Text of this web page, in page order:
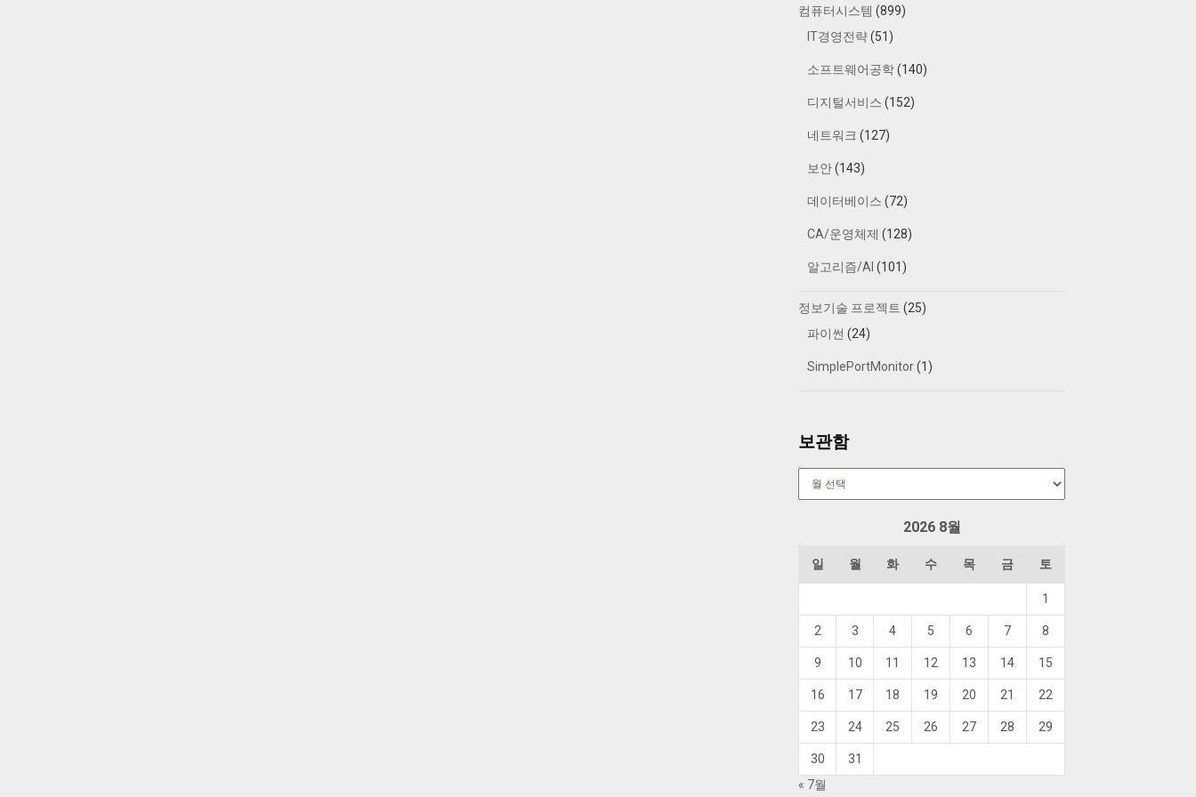
컴퓨터시스템 (899)
IT경영전략(51)
소프트웨어공학(140)
디지털서비스 (152)
네트워크 (127)
보안(143)
데이터베이스 (72)
CA/운영체제 (128)
알고리즘/AI (101)
정보기술 프로젝트 (25)
파이썬 (24)
SimplePortMonitor(1)
보관함
2026 8월
일 월 화 수 목 금 토
1
2 3 4 5 6 7 8
9 10 11 12 13 14 15
16 17 18 19 20 21 22
23 24 25 26 27 28 29
30
31
« 7월